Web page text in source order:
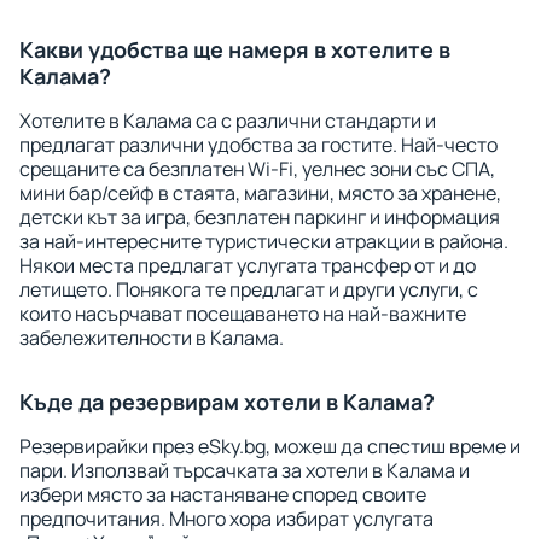
Какви удобства ще намеря в хотелите в
Калама?
Хотелите в Калама са с различни стандарти и
предлагат различни удобства за гостите. Най-често
срещаните са безплатен Wi-Fi, уелнес зони със СПА,
мини бар/сейф в стаята, магазини, място за хранене,
детски кът за игра, безплатен паркинг и информация
за най-интересните туристически атракции в района.
Някои места предлагат услугата трансфер от и до
летището. Понякога те предлагат и други услуги, с
които насърчават посещаването на най-важните
забележителности в Калама.
Къде да резервирам хотели в Калама?
Резервирайки през eSky.bg, можеш да спестиш време и
пари. Използвай търсачката за хотели в Калама и
избери място за настаняване според своите
предпочитания. Много хора избират услугата